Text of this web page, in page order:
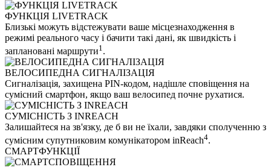
ФУНКЦІЯ LIVETRACK
Близькі можуть відстежувати ваше місцезнаходження в
режимі реального часу і бачити такі дані, як швидкість і
заплановані маршрути1 .
ВЕЛОСИПЕДНА СИГНАЛІЗАЦІЯ
Сигналізація, захищена PIN-кодом, надішле сповіщення на
сумісний смартфон, якщо ваш велосипед почне рухатися.
СУМІСНІСТЬ З INREACH
Залишайтеся на зв'язку, де б ви не їхали, завдяки сполученню з
сумісним супутниковим комунікатором inReach4.
СМАРТФУНКЦІЇ